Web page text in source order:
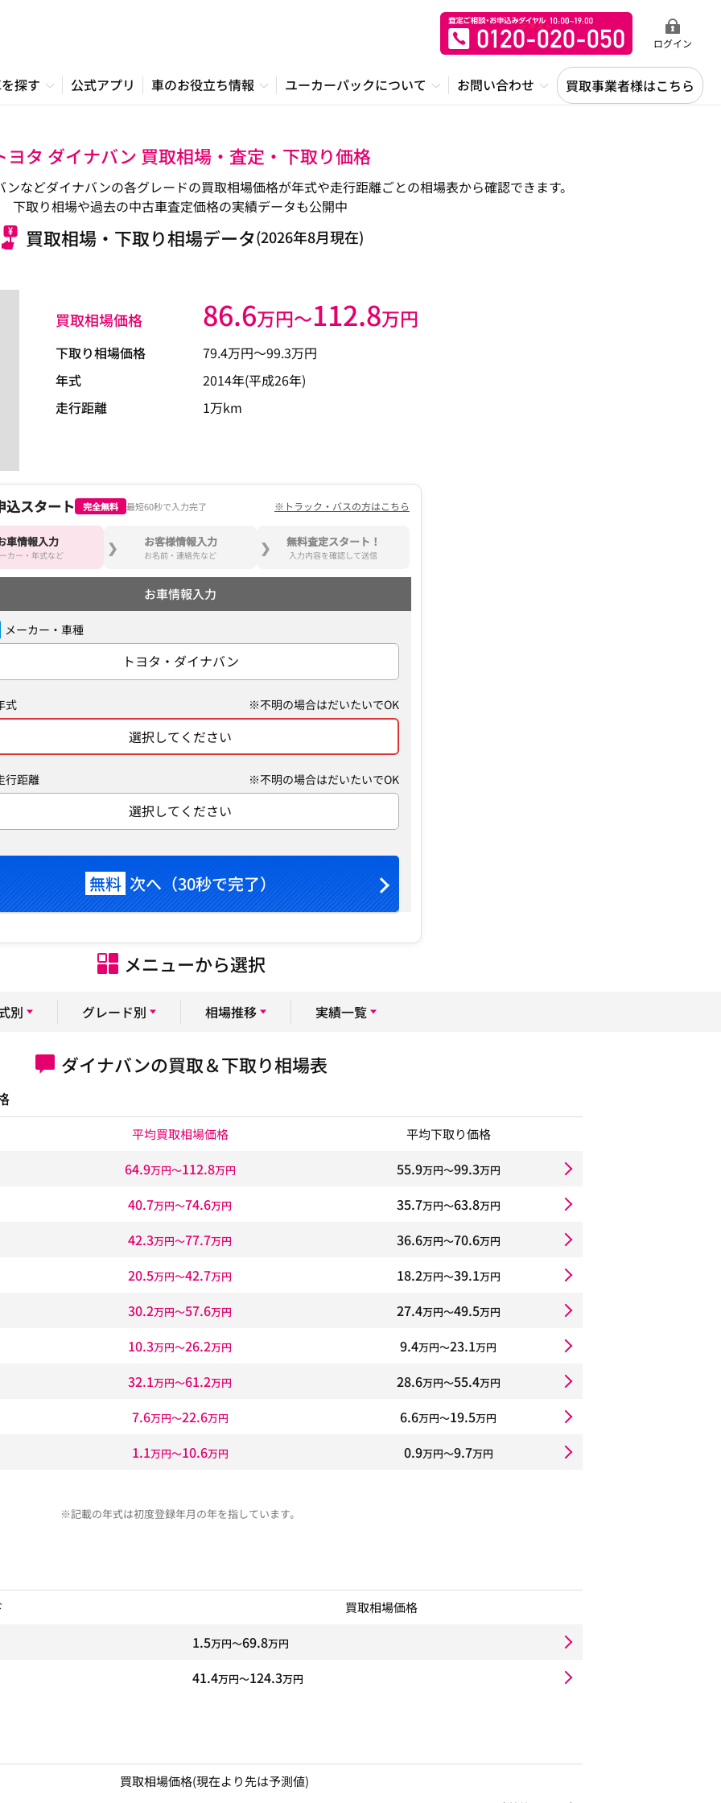
ログイン
探す 公式アプリ 車のお役立ち情報 ユーカーパックについて お問い合わせ 買取事業者様はこちら
ヨタ ダイナバン 買取相場・査定・下取り価格
どダイナバンの各グレードの買取相場価格が年式や走行距離ごとの相場表から確認できます。
下取り相場や過去の中古車査定価格の実績データも公開中
買取相場・下取り相場データ(2026年8月現在)
買取相場価格 86.6万円〜112.8万円
下取り相場価格 79.4万円〜99.3万円
年式
2014年(平成26年)
走行距離
1万km
込スタート 完全無料 最短60秒で入力完了 ※トラック・バスの方はこちら
車情報入力
カー・年式など
お客様情報入力
お名前・連絡先など
無料査定スタート！
入力内容を確認して送信
お車情報入力
メーカー・車種
トヨタ・ダイナバン
式 ※不明の場合はだいたいでOK
選択してください
行距離 ※不明の場合はだいたいでOK
選択してください
無料 次へ（30秒で完了）
メニューから選択
別 グレード別 相場推移 実績一覧
ダイナバンの買取＆下取り相場表
平均買取相場価格 平均下取り価格
64.9万円〜112.8万円 55.9万円〜99.3万円
40.7万円〜74.6万円 35.7万円〜63.8万円
42.3万円〜77.7万円 36.6万円〜70.6万円
20.5万円〜42.7万円 18.2万円〜39.1万円
30.2万円〜57.6万円 27.4万円〜49.5万円
10.3万円〜26.2万円 9.4万円〜23.1万円
32.1万円〜61.2万円 28.6万円〜55.4万円
7.6万円〜22.6万円 6.6万円〜19.5万円
1.1万円〜10.6万円 0.9万円〜9.7万円
※記載の年式は初度登録年月の年を指しています。
買取相場価格
1.5万円〜69.8万円
41.4万円〜124.3万円
買取相場価格(現在より先は予測値)